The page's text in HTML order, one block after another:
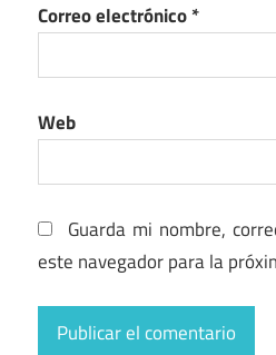
Correo electrónico*
Web
Guarda mi nombre,
este navegador para la